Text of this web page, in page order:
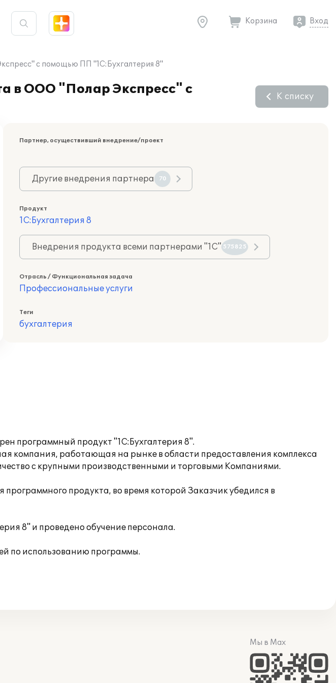
Корзина Вход
с помощью ПП "1С:Бухгалтерия 8"
в ООО "Полар Экспресс" с
К списку
Партнер, осуществивший внедрение/проект
Другие внедрения партнера 70
Продукт
1С:Бухгалтерия 8
Внедрения продукта всеми партнерами "1С" 575825
Отрасль / Функциональная задача
Профессиональные услуги
Теги
бухгалтерия
программный продукт "1С:Бухгалтерия 8".
компания, работающая на рынке в области предоставления комплекса
с крупными производственными и торговыми Компаниями.
продукта, во время которой Заказчик убедился в
8" и проведено обучение персонала.
по использованию программы.
Мы в Max